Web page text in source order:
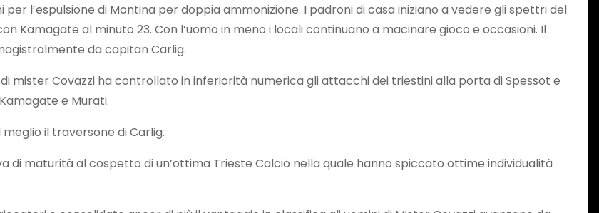
l’espulsione di Montina per doppia ammonizione. I padroni di casa iniziano a vedere gli spettri del
Kamagate al minuto 23. Con l’uomo in meno i locali continuano a macinare gioco e occasioni. Il
da capitan Carlig.
mister Covazzi ha controllato in inferiorità numerica gli attacchi dei triestini alla porta di Spessot e
e Murati.
il traversone di Carlig.
di maturità al cospetto di un’ottima Trieste Calcio nella quale hanno spiccato ottime individualità